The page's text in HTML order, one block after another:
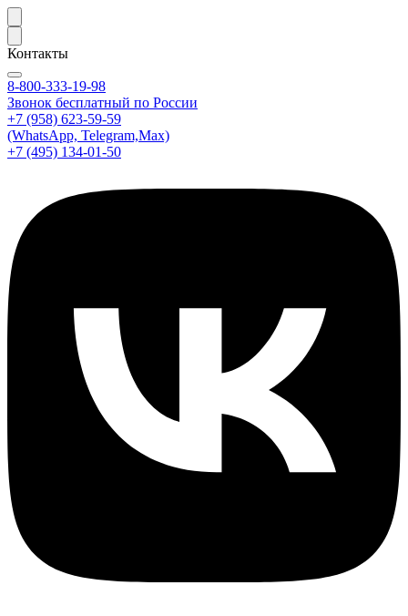
Контакты
8-800-333-19-98
Звонок бесплатный по России
+7 (958) 623-59-59
(WhatsApp, Telegram,Max)
+7 (495) 134-01-50